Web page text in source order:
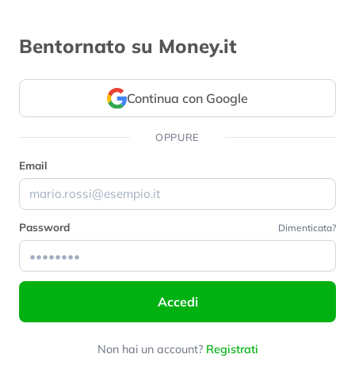
Bentornato su Money.it
Continua con Google
OPPURE
Email
Password Dimenticata?
Accedi
Non hai un account? Registrati